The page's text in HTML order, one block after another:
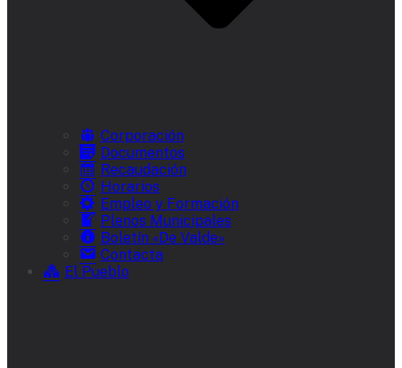
Corporación
Documentos
Recaudación
Horarios
Empleo y Formación
Plenos Municipales
Boletín «De Valde»
Contacta
El Pueblo